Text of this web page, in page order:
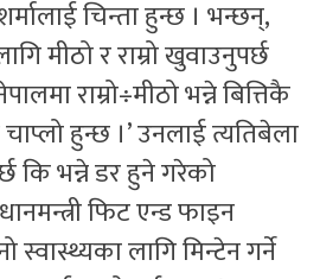
चिन्ता हुन्छ । भन्छन्,
मीठो र राम्रो खुवाउनुपर्छ
राम्रो÷मीठो भन्ने बित्तिकै
हुन्छ ।’ उनलाई त्यतिबेला
कि भन्ने डर हुने गरेको
फिट एन्ड फाइन
लागि मिन्टेन गर्ने